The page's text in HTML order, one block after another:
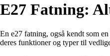
E27 Fatning:
En e27 fatning, også kendt som
deres funktioner og typer til